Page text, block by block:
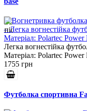
Легка вогнестійка
Матеріал: Polartec
1755 грн
Футболка спортивна